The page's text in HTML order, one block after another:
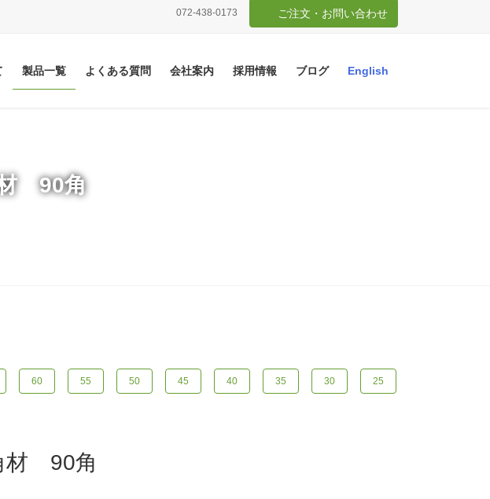
072-438-0173 ご注文・お問い合わせ
製品一覧 よくある質問 会社案内 採用情報 ブログ English
90角
60 55 50 45 40 35 30 25
材 90角